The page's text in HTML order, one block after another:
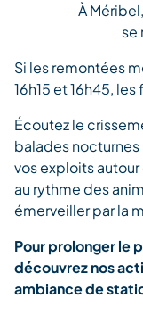
À
se
Si les remontées
16h15 et 16h45,
Écoutez le
balades
vos exploits autour
au rythme des
émerveiller par la
Pour prolonger le
découvrez nos
ambiance de